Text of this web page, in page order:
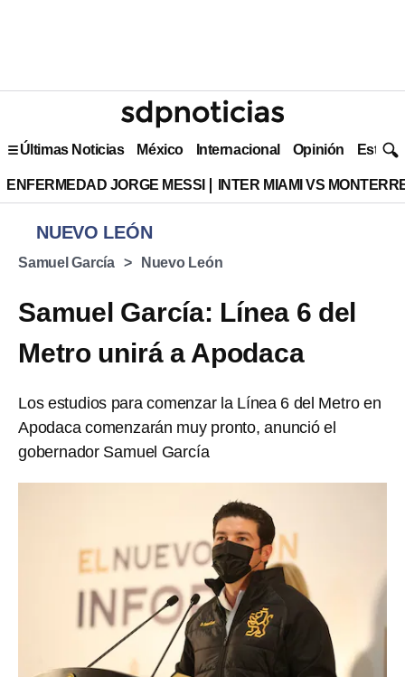
Últimas Noticias México Internacional Opinión Estilo
ENFERMEDAD JORGE MESSI INTER MIAMI VS
NUEVO LEÓN
Samuel García Nuevo León
Samuel García: Línea 6 del
Metro unirá a Apodaca
Los estudios para comenzar la Línea 6 del Metro en
Apodaca comenzarán muy pronto, anunció el
gobernador Samuel García